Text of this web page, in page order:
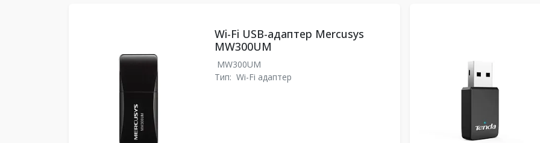
Wi-Fi USB-адаптер Mercusys
MW300UM
MW300UM
Тип: Wi-Fi адаптер